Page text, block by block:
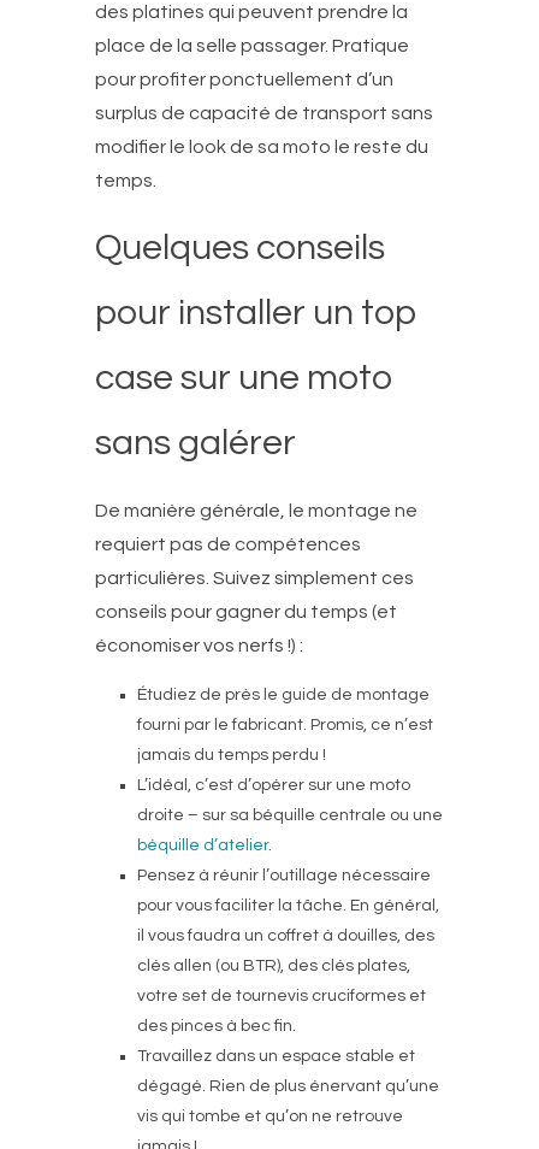
des platines qui peuvent prendre la
place de la selle passager. Pratique
pour profiter ponctuellement d’un
surplus de capacité de transport sans
modifier le look de sa moto le reste du
temps.
Quelques conseils
pour installer un top
case sur une moto
sans galérer
De manière générale, le montage ne
requiert pas de compétences
particulières. Suivez simplement ces
conseils pour gagner du temps (et
économiser vos nerfs !) :
Étudiez de près le guide de montage
fourni par le fabricant. Promis, ce n’est
jamais du temps perdu !
L’idéal, c’est d’opérer sur une moto
droite – sur sa béquille centrale ou une
béquille d’atelier.
Pensez à réunir l’outillage nécessaire
pour vous faciliter la tâche. En général,
il vous faudra un coffret à douilles, des
clés allen (ou BTR), des clés plates,
votre set de tournevis cruciformes et
des pinces à bec fin.
Travaillez dans un espace stable et
dégagé. Rien de plus énervant qu’une
vis qui tombe et qu’on ne retrouve